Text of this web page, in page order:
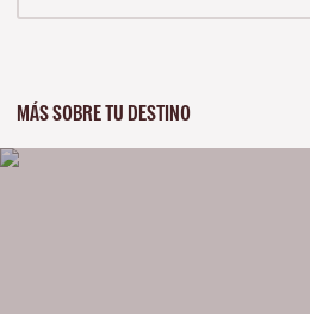
MÁS SOBRE TU DESTINO